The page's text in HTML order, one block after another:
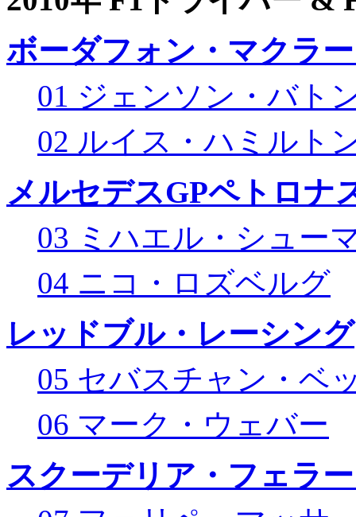
ボーダフォン・マクラ
01 ジェンソン・バト
02 ルイス・ハミルト
メルセデスGPペトロナ
03 ミハエル・シュー
04 ニコ・ロズベルグ
レッドブル・レーシング
05 セバスチャン・ベ
06 マーク・ウェバー
スクーデリア・フェラ